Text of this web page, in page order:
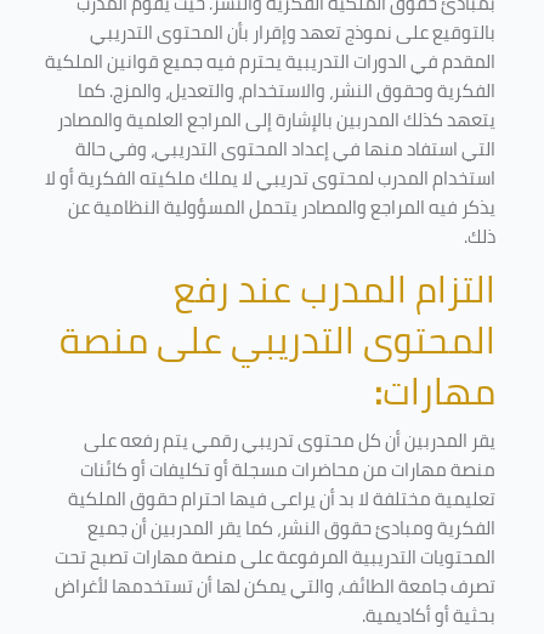
بالتوقيع على نموذج تعهد وإقرار بأن المحتوى التدريبي
المقدم في الدورات التدريبية يحترم فيه جميع قوانين الملكية
الفكرية وحقوق النشر، والاستخدام، والتعديل، والمزج. كما
يتعهد كذلك المدربين بالإشارة إلى المراجع العلمية والمصادر
التي استفاد منها في إعداد المحتوى التدريبي، وفي حالة
استخدام المدرب لمحتوى تدريبي لا يملك ملكيته الفكرية أو لا
يذكر فيه المراجع والمصادر يتحمل المسؤولية النظامية عن
ذلك.
التزام المدرب عند رفع
المحتوى التدريبي على منصة
مهارات:
يقر المدربين أن كل محتوى تدريبي رقمي يتم رفعه على
منصة مهارات من محاضرات مسجلة أو تكليفات أو كائنات
تعليمية مختلفة لا بد أن يراعى فيها احترام حقوق الملكية
الفكرية ومبادئ حقوق النشر، كما يقر المدربين أن جميع
المحتويات التدريبية المرفوعة على منصة مهارات تصبح تحت
تصرف جامعة الطائف، والتي يمكن لها أن تستخدمها لأغراض
بحثية أو أكاديمية.